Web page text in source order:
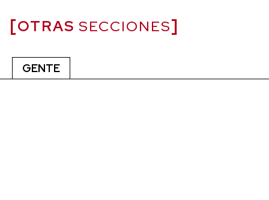
OTRAS SECCIONES
GENTE